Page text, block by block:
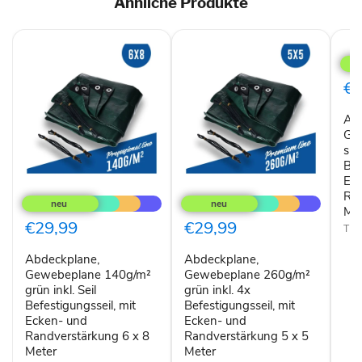
Gewebeplane
140g/m²
grün
inkl.
Befestigungsseil,
mit
Ecken-
und
Randverstärkung
6
x
8
€29,99
Abdeckplane,
Gewebeplane 140g/m²
grün inkl. Seil
Befestigungsseil, mit
Ecken- und
Randverstärkung 6 x 8
Meter
Gewebeplane
260g/m²
grün
inkl.
Befestigungsseil,
mit
Ecken-
und
Randverstärkung
5
x
5
€29,99
Abdeckplane,
Gewebeplane 260g/m²
grün inkl. 4x
Befestigungsseil, mit
Ecken- und
Randverstärkung 5 x 5
Meter
inkl.
mit
und
6
x
8
TP